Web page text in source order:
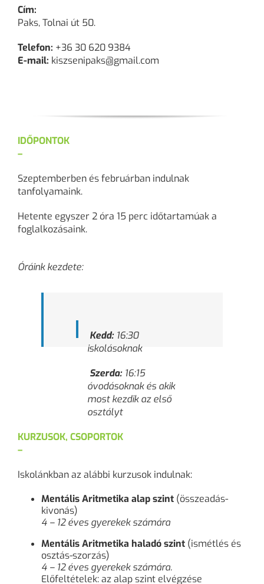
Cím:
Paks, Tolnai út 50.
Telefon: +36 30 620 9384
E-mail: kiszsenipaks@gmail.com
IDŐPONTOK
–
Szeptemberben és februárban indulnak
tanfolyamaink.
Hetente egyszer 2 óra 15 perc időtartamúak a
foglalkozásaink.
Óráink kezdete:
Kedd: 16:30
iskolásoknak
Szerda:16:15
óvodásoknak és akik
most kezdik az első
osztályt
KURZUSOK, CSOPORTOK
–
Iskolánkban az alábbi kurzusok indulnak:
Mentális Aritmetika alap szint (összeadás-
kivonás)
4 – 12 éves gyerekek számára
Mentális Aritmetika haladó szint (ismétlés és
osztás-szorzás)
4 – 12 éves gyerekek számára.
Előfeltételek: az alap szint elvégzése